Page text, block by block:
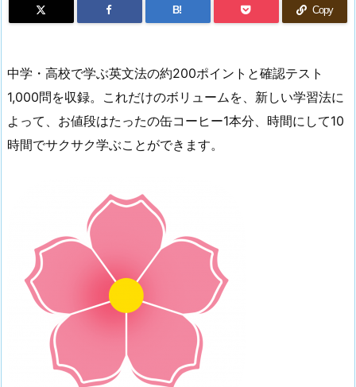
B! Copy
中学・高校で学ぶ英文法の約200ポイントと確認テスト
1,000問を収録。これだけのボリュームを、新しい学習法に
よって、お値段はたったの缶コーヒー1本分、時間にして10
時間でサクサク学ぶことができます。